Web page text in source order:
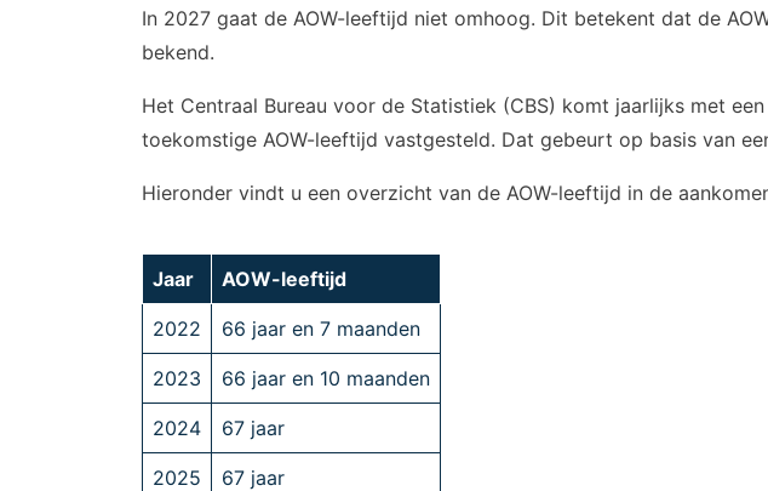
In 2027 gaat de AOW-leeftijd niet omhoog. Dit betekent dat de
bekend.
Het Centraal Bureau voor de Statistiek (CBS) komt jaarlijks met
toekomstige AOW-leeftijd vastgesteld. Dat gebeurt op basis van
Hieronder vindt u een overzicht van de AOW-leeftijd in de
Jaar AOW-leeftijd
2022 66 jaar en 7 maanden
2023 66 jaar en 10 maanden
2024 67 jaar
2025 67 jaar